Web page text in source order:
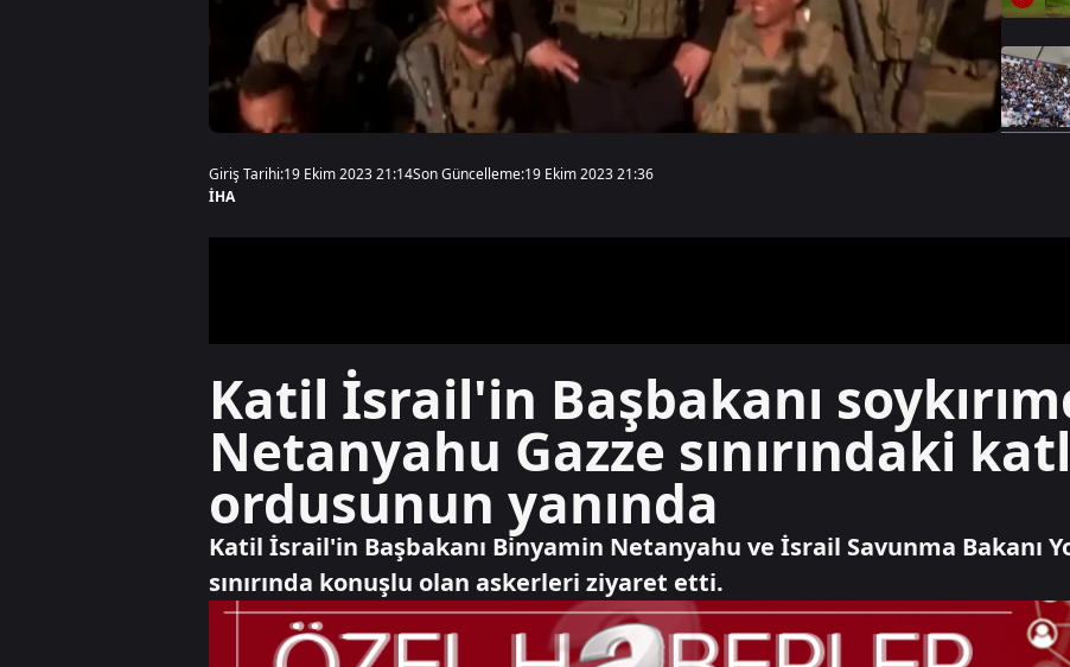
Giriş Tarihi:19 Ekim 2023 21:14Son Güncelleme:19 Ekim 2023 21:36
İHA
Katil İsrail'in Başbakanı
Netanyahu Gazze sınırındaki
ordusunun yanında
Katil İsrail'in Başbakanı Binyamin Netanyahu ve İsrail Savunma Bakanı
sınırında konuşlu olan askerleri ziyaret etti.